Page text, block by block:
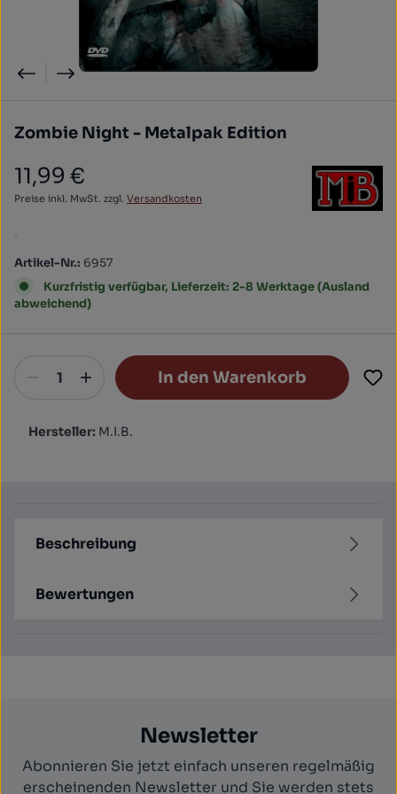
Zombie Night - Metalpak Edition
Regulärer Preis:
11,99 €
Preise inkl. MwSt. zzgl. Versandkosten
.
Artikel-Nr.: 6957
Kurzfristig verfügbar, Lieferzeit: 2-8 Werktage (Ausland
abweichend)
In den Warenkorb
Hersteller: M.I.B.
Beschreibung
Bewertungen
Newsletter
Abonnieren Sie jetzt einfach unseren regelmäßig
erscheinenden Newsletter und Sie werden stets